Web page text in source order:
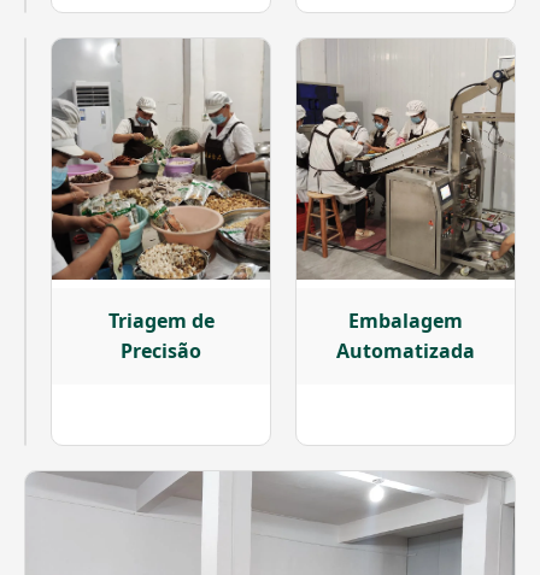
DesinfecçãoTriagem de
Precisão
Embalagem
Automatizada